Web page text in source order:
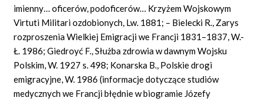
imienny… oficerów, podoficerów… Krzyżem Wojskowym
Virtuti Militariozdobionych, Lw. 1881; – Bielecki R., Zarys
rozproszenia Wielkiej Emigracji we Francji 1831–1837, W.-
Ł. 1986; Giedroyć F., Służba zdrowia w dawnym Wojsku
Polskim, W. 1927 s. 498; Konarska B., Polskie drogi
emigracyjne, W. 1986 (informacje dotyczące studiów
medycznych we Francji błędnie w biogramie Józefy